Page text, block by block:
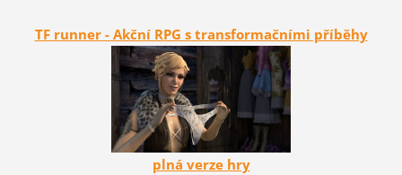
TF runner - Akční RPG s transformačními příběhy
plná verze hry